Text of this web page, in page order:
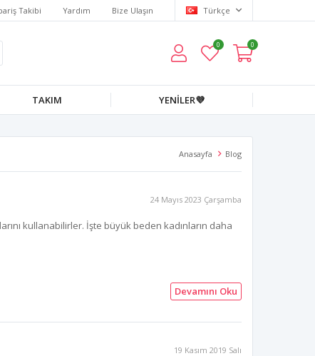
Takibi Yardım Bize Ulaşın Türkçe
0 0
TAKIM YENİLER💜
Anasayfa Blog
24 Mayıs 2023 Çarşamba
kullanabilirler. İşte büyük beden kadınların daha
Devamını Oku
19 Kasım 2019 Salı